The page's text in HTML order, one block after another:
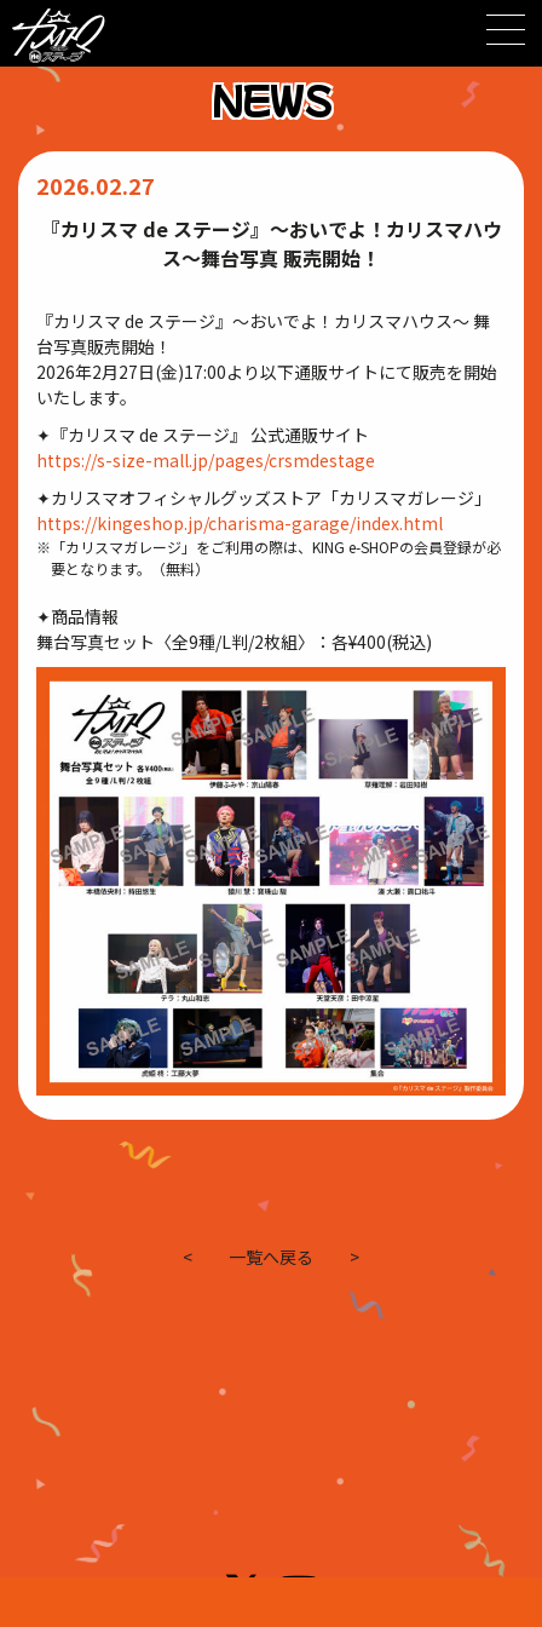
Skip
to
content
NEWS
2026.02.27
『カリスマ de ステージ』〜おいでよ！カリスマハウ
ス〜舞台写真 販売開始！
『カリスマ de ステージ』〜おいでよ！カリスマハウス〜 舞
台写真販売開始！
2026年2⽉27⽇(⾦)17:00より以下通販サイトにて販売を開始
いたします。
✦『カリスマ de ステージ』 公式通販サイト
https://s-size-mall.jp/pages/crsmdestage
✦カリスマオフィシャルグッズストア「カリスマガレージ」
https://kingeshop.jp/charisma-garage/index.html
※「カリスマガレージ」をご利⽤の際は、KING e-SHOPの会員登録が必
要となります。（無料）
✦商品情報
舞台写真セット〈全9種/L判/2枚組〉：各¥400(税込)
< 一覧へ戻る >